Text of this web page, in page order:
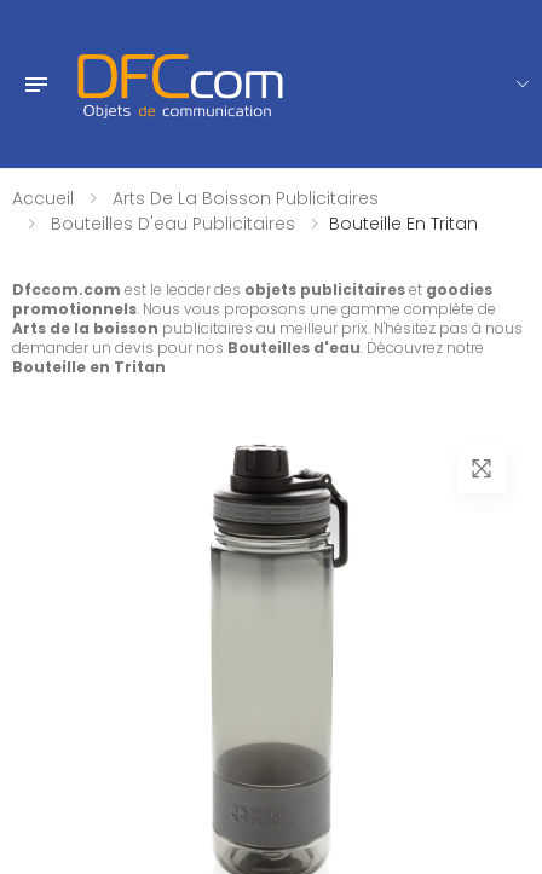
Accueil
Arts De La Boisson Publicitaires
Bouteilles D'eau Publicitaires
Bouteille En Tritan
Dfccom.com est le leader des objets publicitaireset goodies
promotionnels. Nous vous proposons une gamme complète de
Arts de la boisson publicitaires au meilleur prix. N'hésitez pas à nous
demander un devis pour nos Bouteilles d'eau. Découvrez notre
Bouteille en Tritan